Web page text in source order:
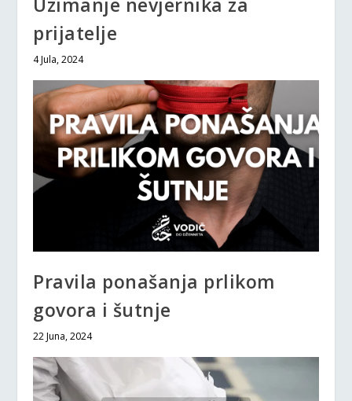
prijatelje
4 Jula, 2024
Pravila ponašanja prlikom
govora i šutnje
22 Juna, 2024